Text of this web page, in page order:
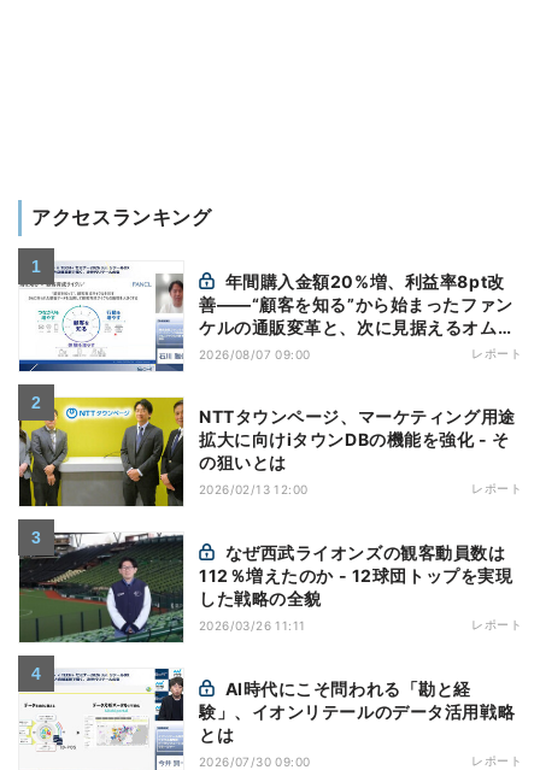
アクセスランキング
善——“顧客を知る”から始まったファン
ケルの通販変革と、次に見据えるオムニ
チャネル
2026/08/07 09:00 レポート
NTTタウンページ、マーケティング用途
拡大に向けiタウンDBの機能を強化 - そ
の狙いとは
2026/02/13 12:00 レポート
112％増えたのか - 12球団トップを実現
した戦略の全貌
2026/03/26 11:11 レポート
験」、イオンリテールのデータ活用戦略
とは
2026/07/30 09:00 レポート